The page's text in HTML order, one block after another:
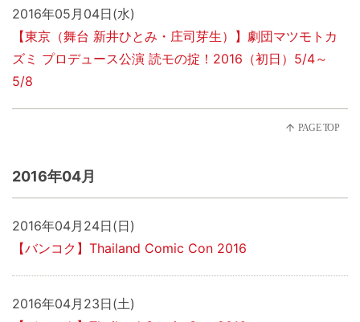
2016年05月04日(水)
【東京（舞台 新井ひとみ・庄司芽生）】劇団マツモトカ
ズミ プロデュース公演 読モの掟！2016（初日）5/4～
5/8
2016年04月
2016年04月24日(日)
【バンコク】Thailand Comic Con 2016
2016年04月23日(土)